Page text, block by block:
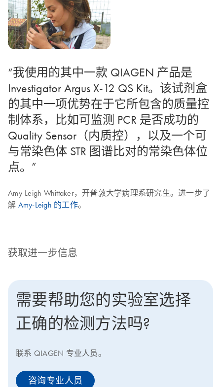
“我使用的其中一款 QIAGEN 产品是
Investigator Argus X-12 QS Kit。该试剂盒
的其中一项优势在于它所包含的质量控
制体系，比如可监测 PCR 是否成功的
Quality Sensor（内质控），以及一个可
与常染色体 STR 图谱比对的常染色体位
点。”
Amy-Leigh Whittaker，开普敦大学病理系研究生。进一步了
解 Amy-Leigh 的工作。
获取进一步信息
需要帮助您的实验室选择
正确的检测方法吗?
联系 QIAGEN 专业人员。
咨询专业人员